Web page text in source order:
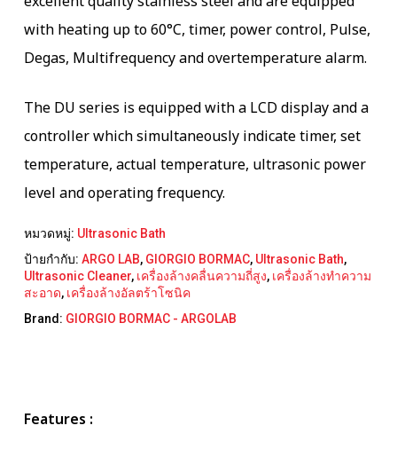
with heating up to 60°C, timer, power control, Pulse,
Degas, Multifrequency and overtemperature alarm.
The DU series is equipped with a LCD display and a
controller which simultaneously indicate timer, set
temperature, actual temperature, ultrasonic power
level and operating frequency.
หมวดหมู่: Ultrasonic Bath
ป้ายกำกับ: ARGO LAB, GIORGIO BORMAC, Ultrasonic Bath,
Ultrasonic Cleaner, เครื่องล้างคลื่นความถี่สูง, เครื่องล้างทำความ
สะอาด, เครื่องล้างอัลตร้าโซนิค
Brand: GIORGIO BORMAC - ARGOLAB
Features :